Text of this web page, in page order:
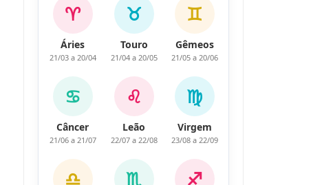
♈
Áries
21/03 a 20/04
♉
Touro
21/04 a 20/05
♊
Gêmeos
21/05 a 20/06
♋
Câncer
21/06 a 21/07
♌
Leão
22/07 a 22/08
♍
Virgem
23/08 a 22/09
♎ ♏ ♐